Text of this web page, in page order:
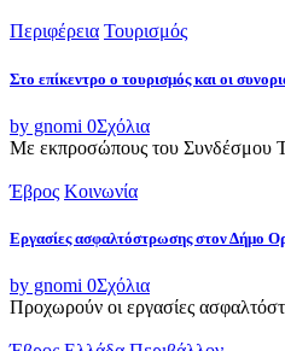
Περιφέρεια Τουρισμός
Στο επίκεντρο ο τουρισμός και οι
by gnomi 0Σχόλια
Με εκπροσώπους του Συνδέσμου
Έβρος Κοινωνία
Εργασίες ασφαλτόστρωσης στον Δήμο
by gnomi 0Σχόλια
Προχωρούν οι εργασίες